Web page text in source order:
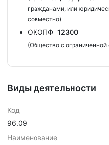
гражданами, или
совместно)
ОКОПФ 12300
(Общество с ограниченной
Виды деятельности
Код
96.09
Наименование